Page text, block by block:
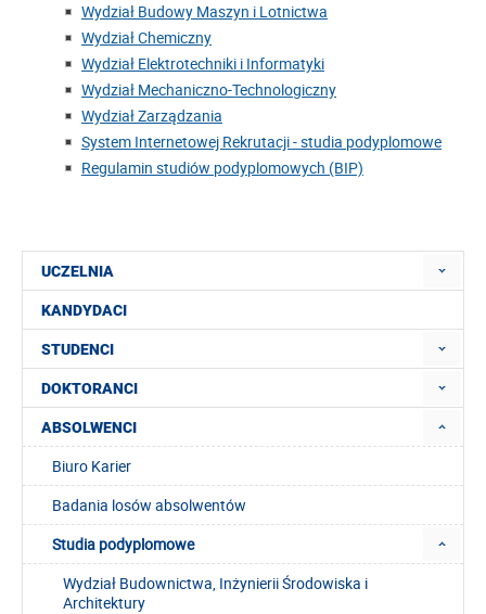
Wydział Budowy Maszyn i Lotnictwa
Wydział Chemiczny
Wydział Elektrotechniki i Informatyki
Wydział Mechaniczno-Technologiczny
Wydział Zarządzania
System Internetowej Rekrutacji - studia podyplomowe
Regulamin studiów podyplomowych (BIP)
UCZELNIA
KANDYDACI
STUDENCI
DOKTORANCI
ABSOLWENCI
Biuro Karier
Badania losów absolwentów
Studia podyplomowe
Wydział Budownictwa, Inżynierii Środowiska i
Architektury